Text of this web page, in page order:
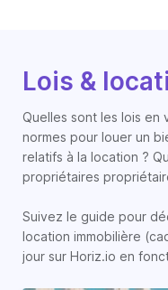
Lois &
Quelles sont les lois en
normes pour louer un
relatifs à la location ?
propriétaires
Suivez le guide pour
location immobilière
jour sur Horiz.io en